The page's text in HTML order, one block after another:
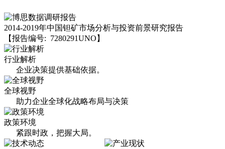
2014-2019年中国钽矿市场分析与投资前景研究报告
【报告编号: 7280291UNO】
行业解析
企业决策提供基础依据。
全球视野
助力企业全球化战略布局与决策
政策环境
紧跟时政，把握大局。